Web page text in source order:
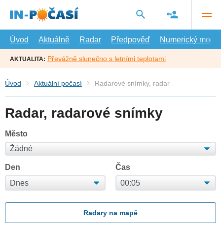
hlavní
Úvod
Aktuálně Radar Předpověď Numerický model
AKTUALITA: Převážně slunečno s letními teplotami
Úvod Aktuální počasí Radarové snímky, radar
Radar, radarové snímky
Město
Den Čas
Radary na mapě